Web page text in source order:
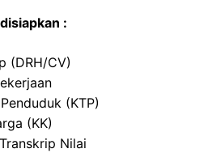
:
(DRH/CV)
(KTP)
(KK)
Nilai